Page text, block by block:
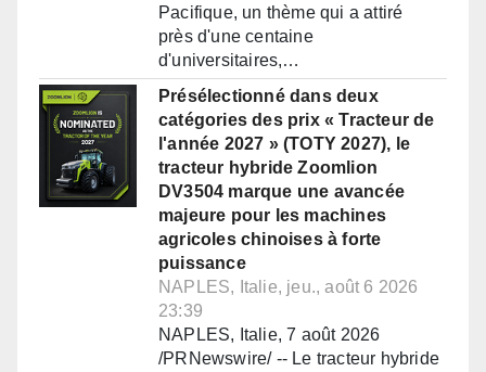
Pacifique, un thème qui a attiré
près d'une centaine
d'universitaires,…
Présélectionné dans deux
catégories des prix « Tracteur de
l'année 2027 » (TOTY 2027), le
tracteur hybride Zoomlion
DV3504 marque une avancée
majeure pour les machines
agricoles chinoises à forte
puissance
NAPLES, Italie, jeu., août 6 2026
23:39
NAPLES, Italie, 7 août 2026
/PRNewswire/ -- Le tracteur hybride